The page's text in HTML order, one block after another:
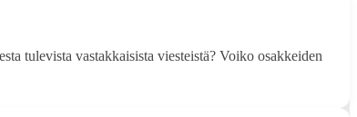
tulevista vastakkaisista viesteistä? Voiko osakkeiden